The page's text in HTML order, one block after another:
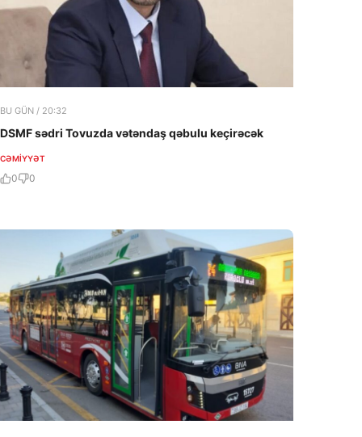
BU GÜN / 20:32
DSMF sədri Tovuzda vətəndaş qəbulu keçirəcək
CƏMIYYƏT
0 0